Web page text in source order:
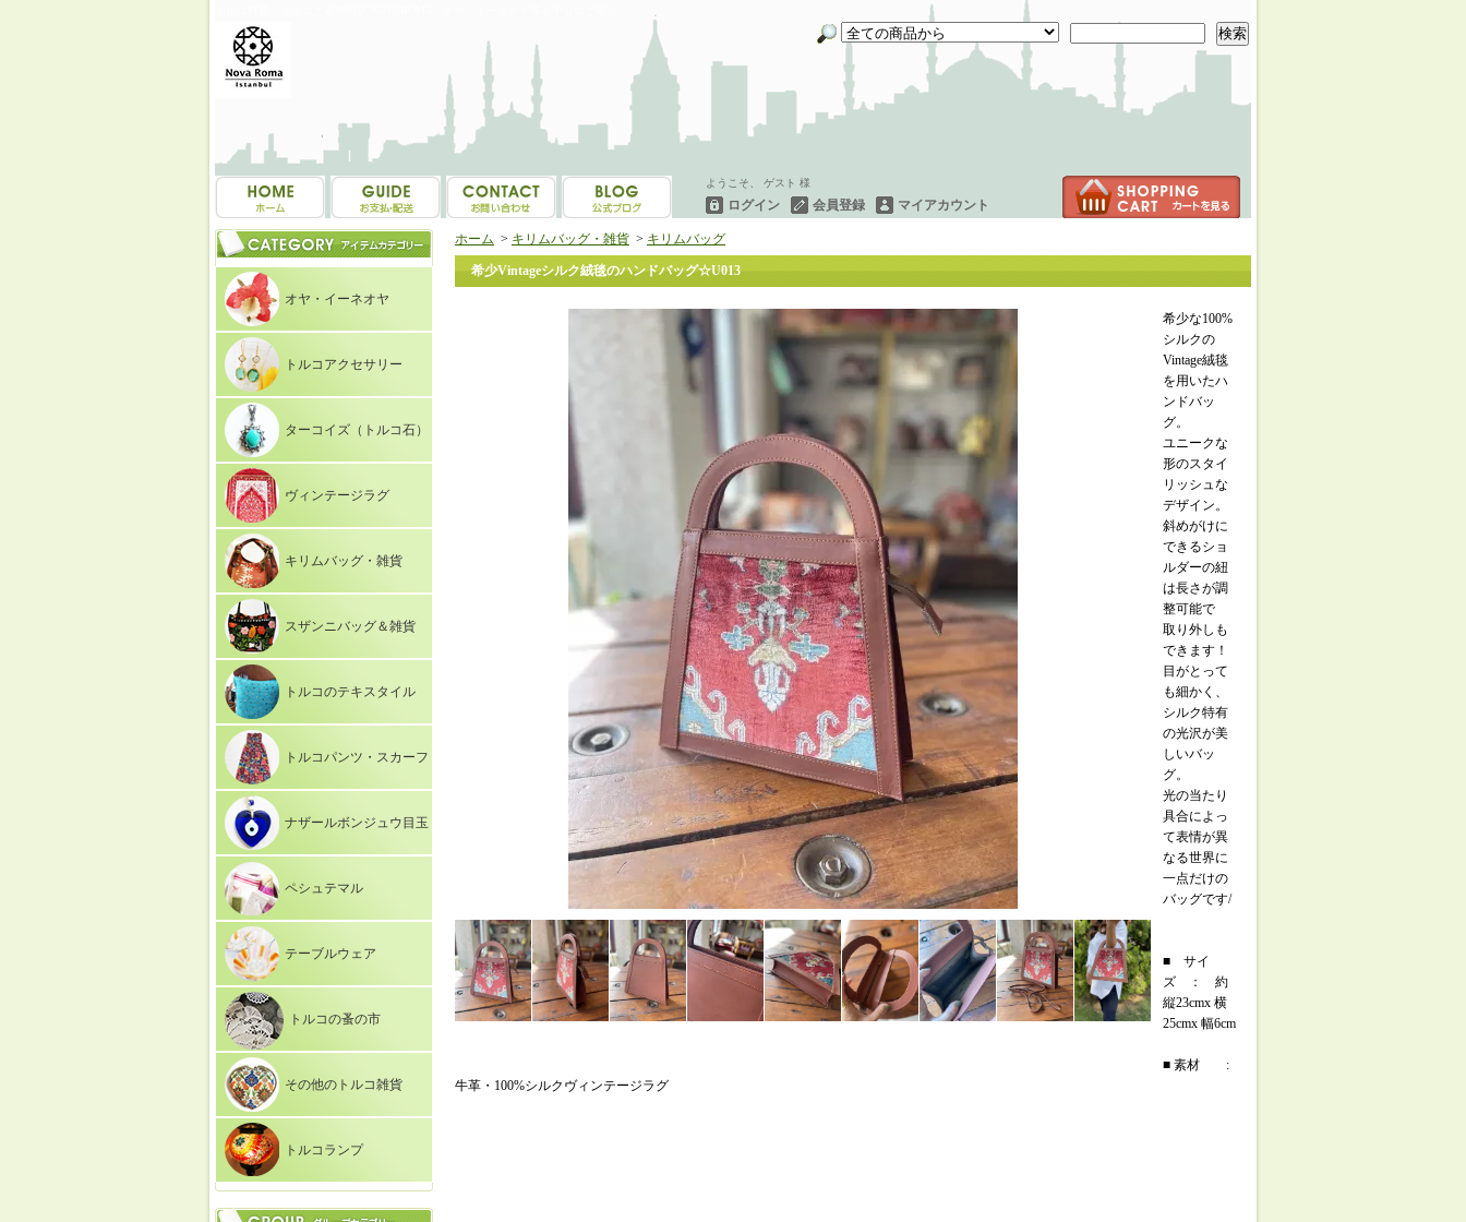
検索
ようこそ、 ゲスト 様
ログイン 会員登録 マイアカウント
オヤ・イーネオヤ
トルコアクセサリー
ターコイズ（トルコ石）
ヴィンテージラグ
キリムバッグ・雑貨
スザンニバッグ＆雑貨
トルコのテキスタイル
トルコパンツ・スカーフ
ナザールボンジュウ目玉
ペシュテマル
テーブルウェア
トルコの蚤の市
その他のトルコ雑貨
トルコランプ
ホーム > キリムバッグ・雑貨 > キリムバッグ
希少Vintageシルク絨毯のハンドバッグ☆U013
希少な100%
シルクの
Vintage絨毯
を用いたハ
ンドバッ
グ。
ユニークな
形のスタイ
リッシュな
デザイン。
斜めがけに
できるショ
ルダーの紐
は長さが調
整可能で
取り外しも
できます！
目がとって
も細かく、
シルク特有
の光沢が美
しいバッ
グ。
光の当たり
具合によっ
て表情が異
なる世界に
一点だけの
バッグです/
■ サイ
ズ ： 約
縦23cmx 横
25cmx 幅6cm
■ 素材 :
牛革・100%シルクヴィンテージラグ